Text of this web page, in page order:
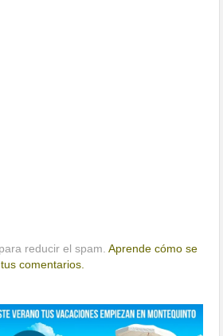
reducir el spam.Aprende cómo se
comentarios.